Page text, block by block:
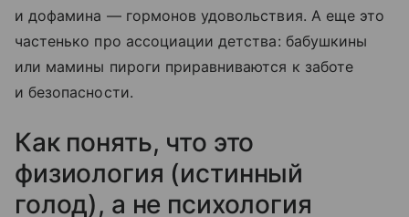
и дофамина — гормонов удовольствия. А еще это
частенько про ассоциации детства: бабушкины
или мамины пироги приравниваются к заботе
и безопасности.
Как понять, что это
физиология (истинный
голод), а не психология